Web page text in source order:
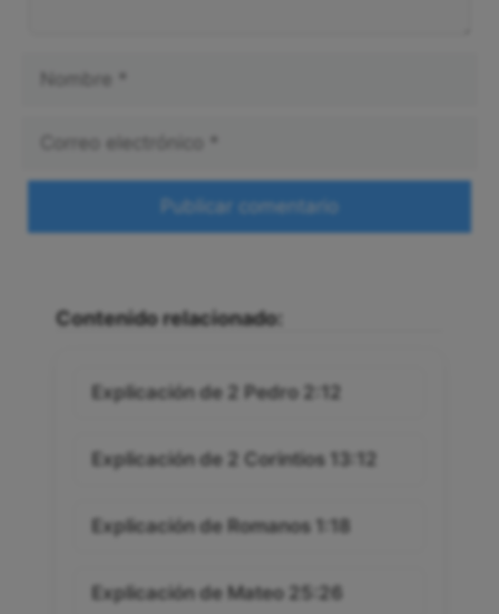
Contenido relacionado:
Explicación de 2 Pedro 2:12
Explicación de 2 Corintios 13:12
Explicación de Romanos 1:18
Explicación de Mateo 25:26